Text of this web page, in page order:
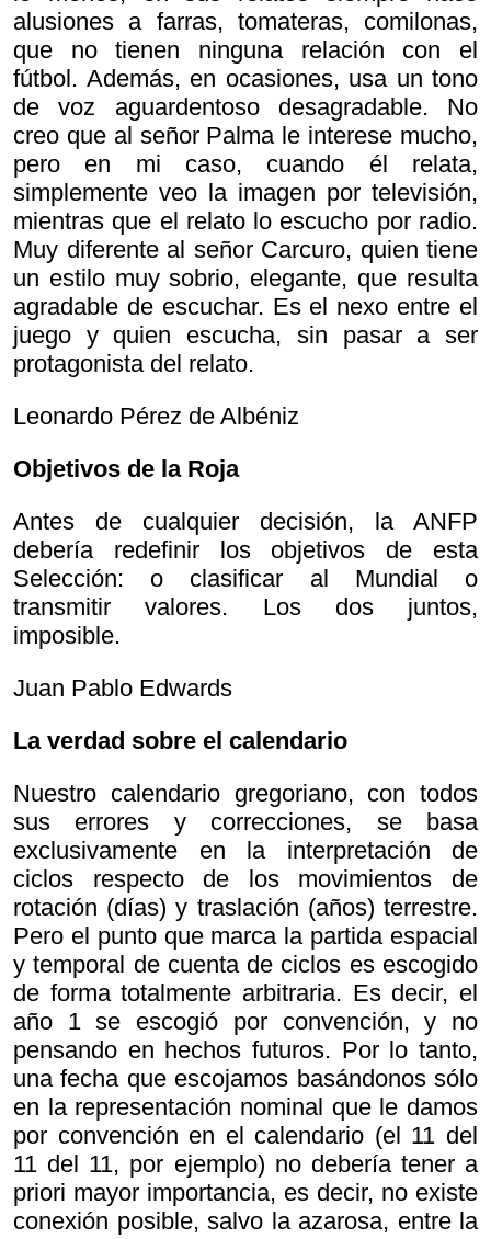
alusiones a farras, tomateras, comilonas,
que no tienen ninguna relación con el
fútbol. Además, en ocasiones, usa un tono
de voz aguardentoso desagradable. No
creo que al señor Palma le interese mucho,
pero en mi caso, cuando él relata,
simplemente veo la imagen por televisión,
mientras que el relato lo escucho por radio.
Muy diferente al señor Carcuro, quien tiene
un estilo muy sobrio, elegante, que resulta
agradable de escuchar. Es el nexo entre el
juego y quien escucha, sin pasar a ser
protagonista del relato.
Leonardo Pérez de Albéniz
Objetivos de la Roja
Antes de cualquier decisión, la ANFP
debería redefinir los objetivos de esta
Selección: o clasificar al Mundial o
transmitir valores. Los dos juntos,
imposible.
Juan Pablo Edwards
La verdad sobre el calendario
Nuestro calendario gregoriano, con todos
sus errores y correcciones, se basa
exclusivamente en la interpretación de
ciclos respecto de los movimientos de
rotación (días) y traslación (años) terrestre.
Pero el punto que marca la partida espacial
y temporal de cuenta de ciclos es escogido
de forma totalmente arbitraria. Es decir, el
año 1 se escogió por convención, y no
pensando en hechos futuros. Por lo tanto,
una fecha que escojamos basándonos sólo
en la representación nominal que le damos
por convención en el calendario (el 11 del
11 del 11, por ejemplo) no debería tener a
priori mayor importancia, es decir, no existe
conexión posible, salvo la azarosa, entre la